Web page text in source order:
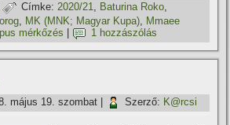
| Címke: 2020/21, Baturina Roko,
, MK (MNK; Magyar Kupa), Mmaee
mérkőzés 1 hozzászólás
május 19. szombat Szerző: K@rcsi